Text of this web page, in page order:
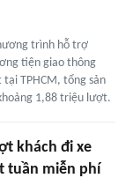
trình hỗ trợ
tiện giao thông
TPHCM, tổng sản
1,88 triệu lượt.
khách đi xe
tuần miễn phí